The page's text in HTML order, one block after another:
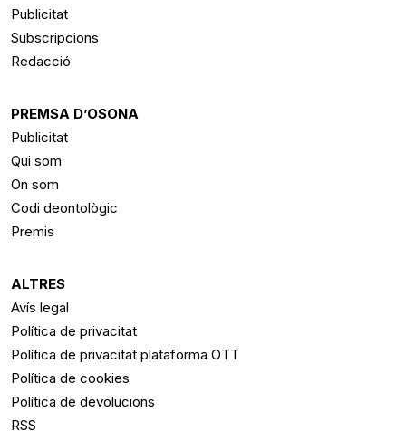
Publicitat
Subscripcions
Redacció
PREMSA D’OSONA
Publicitat
Qui som
On som
Codi deontològic
Premis
ALTRES
Avís legal
Política de privacitat
Política de privacitat plataforma OTT
Política de cookies
Política de devolucions
RSS